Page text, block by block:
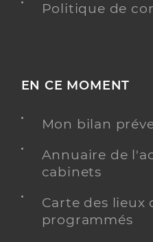
Politique de
EN CE MOMENT
Mon bilan
Annuaire de
cabinets
Carte des lieux
programmés